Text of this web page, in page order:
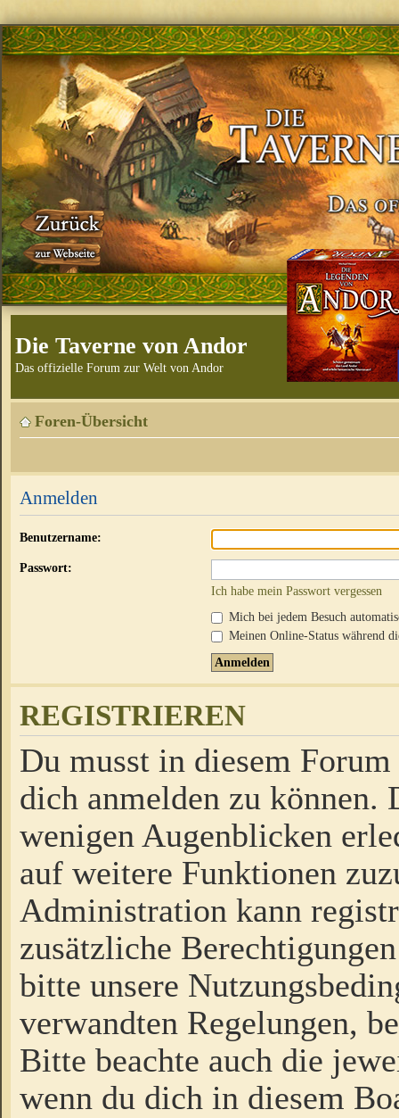
Die Taverne von Andor
Das offizielle Forum zur Welt von Andor
Foren-Übersicht
Anmelden
Benutzername:
Passwort:
Ich habe mein Passwort vergessen
Mich bei jedem Besuch
Meinen Online-Status während
REGISTRIEREN
Du musst in diesem
dich anmelden zu
wenigen Augenblicken
auf weitere Funktionen
Administration kann
zusätzliche
bitte unsere
verwandten Regelungen,
Bitte beachte auch die
wenn du dich in diesem